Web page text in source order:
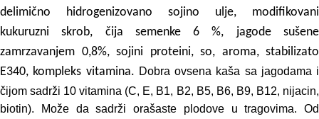
delimično hidrogenizovano sojino ulje, modifikovani
kukuruzni skrob, čija semenke 6 %, jagode sušene
zamrzavanjem 0,8%, sojini proteini, so, aroma, stabilizato
E340, kompleks vitamina. Dobra ovsena kaša sa jagodama i
čijom sadrži 10 vitamina (C, E, B1, B2, B5, B6, B9, B12, nijacin,
biotin). Može da sadrži orašaste plodove u tragovima. Od